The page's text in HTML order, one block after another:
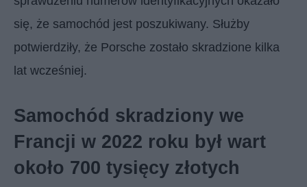
się, że samochód jest poszukiwany. Służby
potwierdziły, że Porsche zostało skradzione kilka
lat wcześniej.
Samochód skradziony we
Francji w 2022 roku był wart
około 700 tysięcy złotych